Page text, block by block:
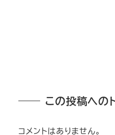
この投稿への
コメントはありません。